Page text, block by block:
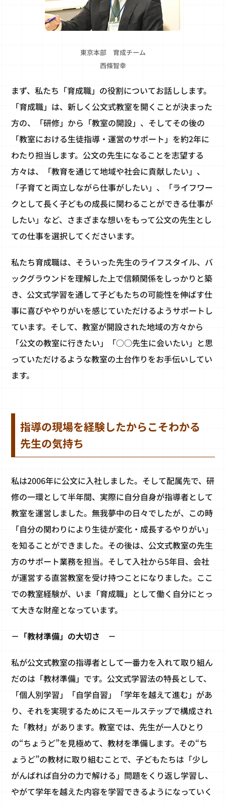
東京本部 育成チーム
西條智幸
まず、私たち「育成職」の役割についてお話しします。
「育成職」は、新しく公文式教室を開くことが決まった
方の、「研修」から「教室の開設」、そしてその後の
「教室における生徒指導・運営のサポート」を約2年に
わたり担当します。公文の先生になることを志望する
方々は、「教育を通じて地域や社会に貢献したい」、
「子育てと両立しながら仕事がしたい」、「ライフワー
クとして長く子どもの成長に関わることができる仕事が
したい」など、さまざまな想いをもって公文の先生とし
ての仕事を選択してくださいます。
私たち育成職は、そういった先生のライフスタイル、バ
ックグラウンドを理解した上で信頼関係をしっかりと築
き、公文式学習を通して子どもたちの可能性を伸ばす仕
事に喜びややりがいを感じていただけるようサポートし
ています。そして、教室が開設された地域の方々から
「公文の教室に行きたい」「○○先生に会いたい」と思
っていただけるような教室の土台作りをお手伝いしてい
ます。
指導の現場を経験したからこそわかる
先生の気持ち
私は2006年に公文に入社しました。そして配属先で、研
修の一環として半年間、実際に自分自身が指導者として
教室を運営しました。無我夢中の日々でしたが、この時
「自分の関わりにより生徒が変化・成長するやりがい」
を知ることができました。その後は、公文式教室の先生
方のサポート業務を担当。そして入社から5年目、会社
が運営する直営教室を受け持つことになりました。ここ
での教室経験が、いま「育成職」として働く自分にとっ
て大きな財産となっています。
－「教材準備」の大切さ －
私が公文式教室の指導者として一番力を入れて取り組ん
だのは「教材準備」です。公文式学習法の特長として、
「個人別学習」「自学自習」「学年を越えて進む」があ
り、それを実現するためにスモールステップで構成され
た「教材」があります。教室では、先生が一人ひとり
の“ちょうど”を見極めて、教材を準備します。その“ち
ょうど”の教材に取り組むことで、子どもたちは「少し
がんばれば自分の力で解ける」問題をくり返し学習し、
やがて学年を越えた内容を学習できるようになっていく